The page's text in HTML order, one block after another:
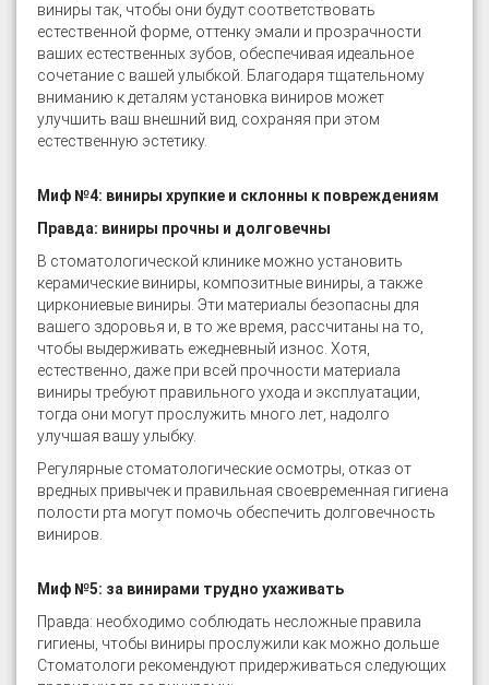
виниры так, чтобы они будут соответствовать
естественной форме, оттенку эмали и прозрачности
ваших естественных зубов, обеспечивая идеальное
сочетание с вашей улыбкой. Благодаря тщательному
вниманию к деталям установка виниров может
улучшить ваш внешний вид, сохраняя при этом
естественную эстетику.
Миф №4: виниры хрупкие и склонны к повреждениям
Правда: виниры прочны и долговечны
В стоматологической клинике можно установить
керамические виниры, композитные виниры, а также
циркониевые виниры. Эти материалы безопасны для
вашего здоровья и, в то же время, рассчитаны на то,
чтобы выдерживать ежедневный износ. Хотя,
естественно, даже при всей прочности материала
виниры требуют правильного ухода и эксплуатации,
тогда они могут прослужить много лет, надолго
улучшая вашу улыбку.
Регулярные стоматологические осмотры, отказ от
вредных привычек и правильная своевременная гигиена
полости рта могут помочь обеспечить долговечность
виниров.
Миф №5: за винирами трудно ухаживать
Правда: необходимо соблюдать несложные правила
гигиены, чтобы виниры прослужили как можно дольше
Стоматологи рекомендуют придерживаться следующих